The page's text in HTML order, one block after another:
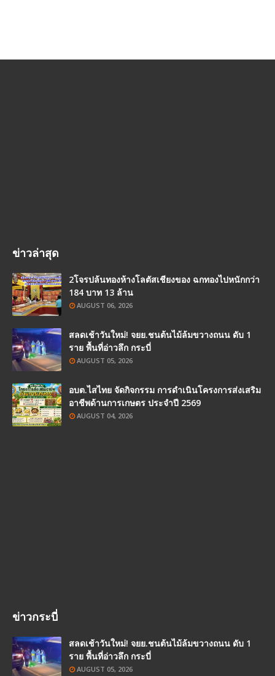
ข่าวล่าสุด
2โจรปล้นทองห้างโลตัสเชียงของ ฉกทองไปหนักกว่า
184 บาท 13 ล้าน
AUGUST 06, 2026
สลดเช้าวันใหม่! จยย.ชนต้นไม้ล้มขวางถนน ดับ 1
ราย พื้นที่อ่าวลึก กระบี่
AUGUST 05, 2026
อบต.ไสไทย จัดกิจกรรม การดำเนินโครงการส่งเสริม
อาชีพด้านการเกษตร ประจำปี 2569
AUGUST 04, 2026
ข่าวกระบี่
สลดเช้าวันใหม่! จยย.ชนต้นไม้ล้มขวางถนน ดับ 1
ราย พื้นที่อ่าวลึก กระบี่
AUGUST 05, 2026